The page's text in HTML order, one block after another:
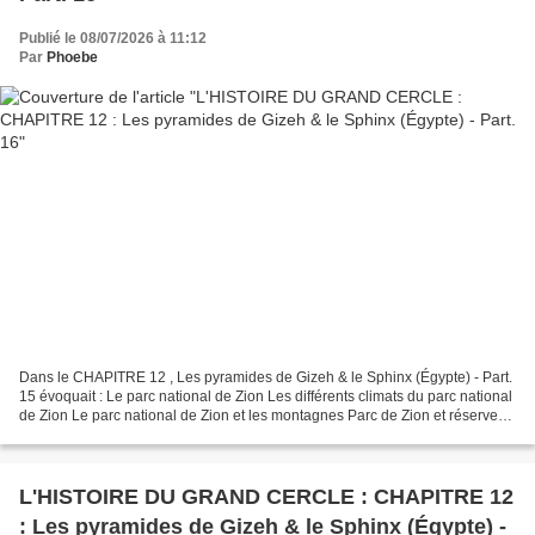
Publié le 08/07/2026 à 11:12
Par Phoebe
Dans le CHAPITRE 12 , Les pyramides de Gizeh & le Sphinx (Égypte) - Part.
15 évoquait : Le parc national de Zion Les différents climats du parc national
de Zion Le parc national de Zion et les montagnes Parc de Zion et réserve
L'HISTOIRE DU GRAND CERCLE : CHAPITRE 12
: Les pyramides de Gizeh & le Sphinx (Égypte) -